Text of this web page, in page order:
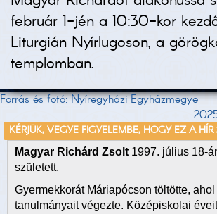
február 1-jén a 10:30-kor
Liturgián Nyírlugoson, a
templomban.
Forrás és fotó: Nyíregyházi Egyházmegye
KÉRJÜK, VEGYE FIGYELEMBE, HOGY EZ A
Magyar Richárd Zsolt 1997. július 18-
született.
Gyermekkorát Máriapócson töltötte,
tanulmányait végezte. Középiskolai